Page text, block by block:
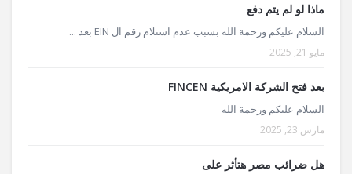
ماذا لو لم يتم دفع
السلام عليكم ورحمة الله بسبب عدم استلام رقم ال EIN بعد ...
مايو 21, 2025
بعد فتح الشركة الامريكية FINCEN
السلام عليكم ورحمة الله
مارس 23, 2025
هل ضرائب مصر هتأثر على